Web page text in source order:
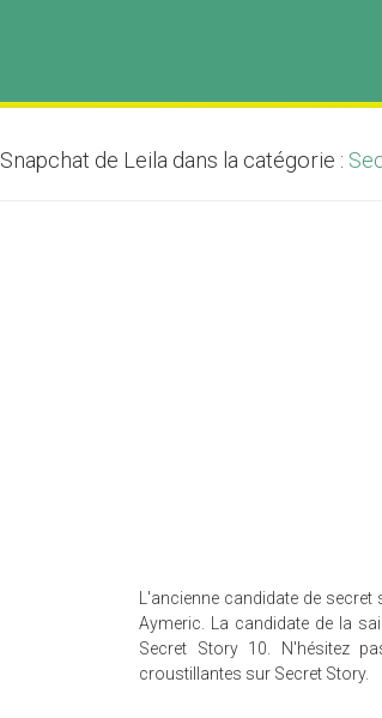
Snapchat de Leila dans la catégorie :
L'ancienne candidate de
Aymeric. La candidate de la
Secret Story 10. N'hésitez
croustillantes sur Secret Story.